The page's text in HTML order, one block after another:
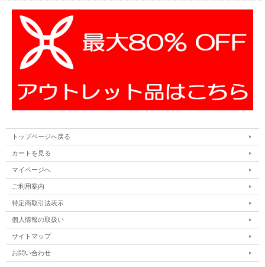
トップページへ戻る
カートを見る
マイページへ
ご利用案内
特定商取引法表示
個人情報の取扱い
サイトマップ
お問い合わせ